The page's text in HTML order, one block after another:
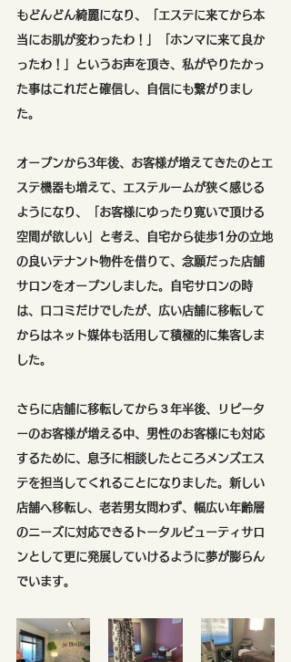
もどんどん綺麗になり、「エステに来てから本
当にお肌が変わったわ！」「ホンマに来て良か
ったわ！」というお声を頂き、私がやりたかっ
た事はこれだと確信し、自信にも繋がりまし
た。
オープンから3年後、お客様が増えてきたのとエ
ステ機器も増えて、エステルームが狭く感じる
ようになり、「お客様にゆったり寛いで頂ける
空間が欲しい」と考え、自宅から徒歩1分の立地
の良いテナント物件を借りて、念願だった店舗
サロンをオープンしました。自宅サロンの時
は、口コミだけでしたが、広い店舗に移転して
からはネット媒体も活用して積極的に集客しま
した。
さらに店舗に移転してから３年半後、リピータ
ーのお客様が増える中、男性のお客様にも対応
するために、息子に相談したところメンズエス
テを担当してくれることになりました。新しい
店舗へ移転し、老若男女問わず、幅広い年齢層
のニーズに対応できるトータルビューティサロ
ンとして更に発展していけるように夢が膨らん
でいます。